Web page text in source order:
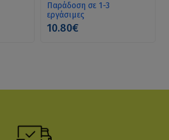
Παράδοση σε 1-3
εργάσιμες
10.80€